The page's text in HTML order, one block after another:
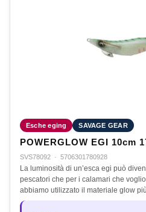
Esche eging SAVAGE GEAR
POWERGLOW EGI 10cm
SVS78092 · 5706301780928
La luminosità di un’esca egi può
pescatori che per i calamari che
abbiamo utilizzato il materiale glow